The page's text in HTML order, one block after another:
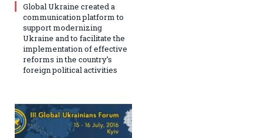
Global Ukraine created a
communication platform to
support modernizing
Ukraine and to facilitate the
implementation of effective
reforms in the country’s
foreign political activities